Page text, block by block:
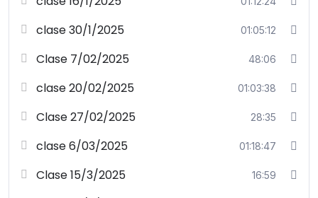
clase 30/1/2025 01:05:12
Clase 7/02/2025 48:06
clase 20/02/2025 01:03:38
Clase 27/02/2025 28:35
clase 6/03/2025 01:18:47
Clase 15/3/2025 16:59